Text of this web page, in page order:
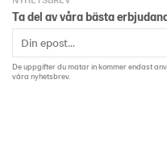
Ta del av våra bästa
De uppgifter du matar in kommer endast
våra nyhetsbrev.